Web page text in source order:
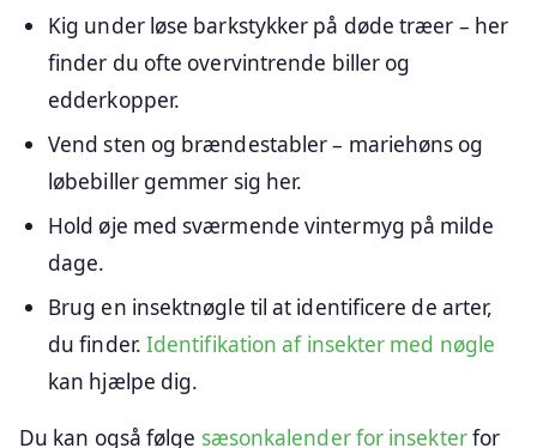
Kig under løse barkstykker på døde træer – her
finder du ofte overvintrende biller og
edderkopper.
Vend sten og brændestabler – mariehøns og
løbebiller gemmer sig her.
Hold øje med sværmende vintermyg på milde
dage.
Brug en insektnøgle til at identificere de arter,
du finder. Identifikation af insekter med nøgle
kan hjælpe dig.
Du kan også følge sæsonkalender for insekterfor